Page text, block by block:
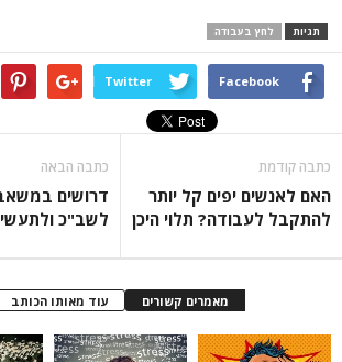
Twitter
יפים קל יותר
תלוי היכן
דרושים במשאבי אנוש:
לשב"כ ולתעשייה האווירית
עוד מאותו הכותב